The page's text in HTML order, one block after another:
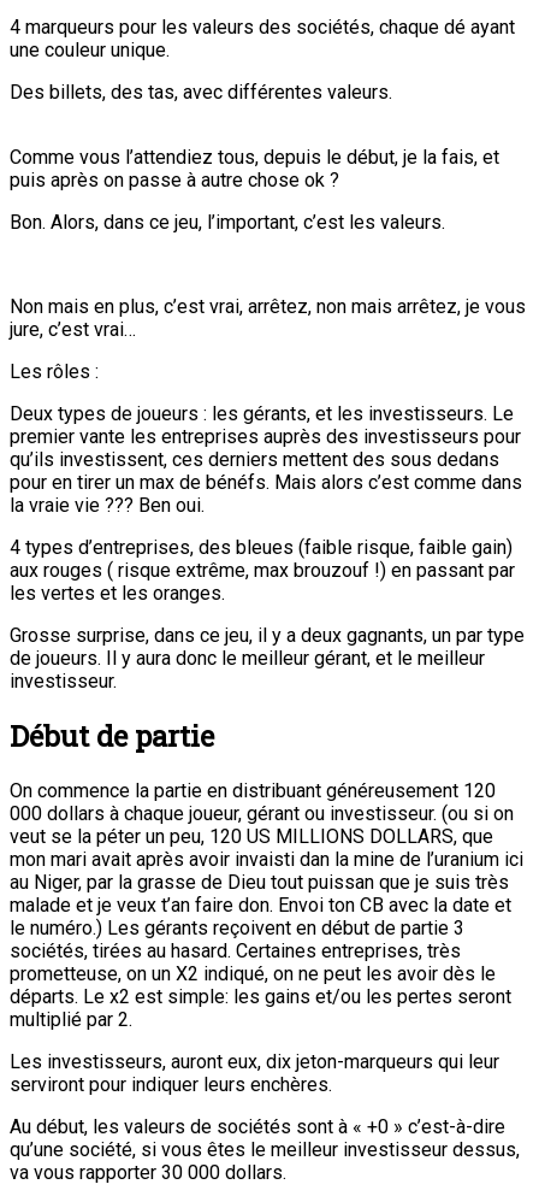
4 marqueurs pour les valeurs des sociétés, chaque dé ayant
une couleur unique.
Des billets, des tas, avec différentes valeurs.
Comme vous l’attendiez tous, depuis le début, je la fais, et
puis après on passe à autre chose ok ?
Bon. Alors, dans ce jeu, l’important, c’est les valeurs.
Non mais en plus, c’est vrai, arrêtez, non mais arrêtez, je vous
jure, c’est vrai…
Les rôles :
Deux types de joueurs : les gérants, et les investisseurs. Le
premier vante les entreprises auprès des investisseurs pour
qu’ils investissent, ces derniers mettent des sous dedans
pour en tirer un max de bénéfs. Mais alors c’est comme dans
la vraie vie ??? Ben oui.
4 types d’entreprises, des bleues (faible risque, faible gain)
aux rouges ( risque extrême, max brouzouf !) en passant par
les vertes et les oranges.
Grosse surprise, dans ce jeu, il y a deux gagnants, un par type
de joueurs. Il y aura donc le meilleur gérant, et le meilleur
investisseur.
Début de partie
On commence la partie en distribuant généreusement 120
000 dollars à chaque joueur, gérant ou investisseur. (ou si on
veut se la péter un peu, 120 US MILLIONS DOLLARS, que
mon mari avait après avoir invaisti dan la mine de l’uranium ici
au Niger, par la grasse de Dieu tout puissan que je suis très
malade et je veux t’an faire don. Envoi ton CB avec la date et
le numéro.) Les gérants reçoivent en début de partie 3
sociétés, tirées au hasard. Certaines entreprises, très
prometteuse, on un X2 indiqué, on ne peut les avoir dès le
départs. Le x2 est simple: les gains et/ou les pertes seront
multiplié par 2.
Les investisseurs, auront eux, dix jeton-marqueurs qui leur
serviront pour indiquer leurs enchères.
Au début, les valeurs de sociétés sont à « +0 » c’est-à-dire
qu’une société, si vous êtes le meilleur investisseur dessus,
va vous rapporter 30 000 dollars.